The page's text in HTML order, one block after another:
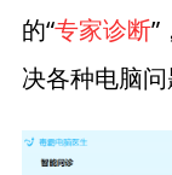
的“专家诊断”
决各种电脑问